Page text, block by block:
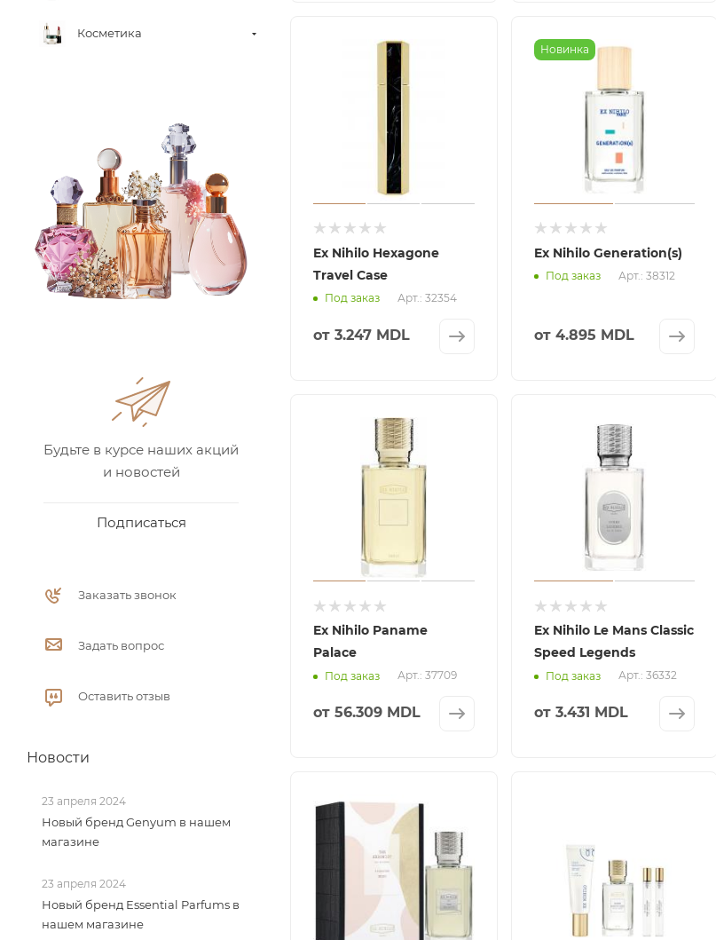
Ex Nihilo Hexagone
Travel Case
Под заказ Арт.: 32354
от 3.247 MDL
Новинка
Ex Nihilo Generation(s)
Под заказ Арт.: 38312
от 4.895 MDL
Ex Nihilo Paname
Palace
Под заказ Арт.: 37709
от 56.309 MDL
Ex Nihilo Le Mans Classic
Speed Legends
Под заказ Арт.: 36332
от 3.431 MDL
Косметика
Будьте в курсе наших акций
и новостей
Подписаться
Заказать звонок
Задать вопрос
Оставить отзыв
Новости
23 апреля 2024
Новый бренд Genyum в нашем
магазине
23 апреля 2024
Новый бренд Essential Parfums в
нашем магазине